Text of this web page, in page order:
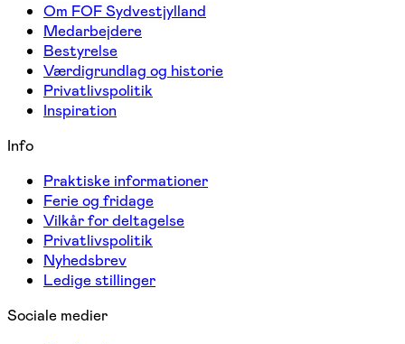
Om FOF Sydvestjylland
Medarbejdere
Bestyrelse
Værdigrundlag og historie
Privatlivspolitik
Inspiration
Info
Praktiske informationer
Ferie og fridage
Vilkår for deltagelse
Privatlivspolitik
Nyhedsbrev
Ledige stillinger
Sociale medier